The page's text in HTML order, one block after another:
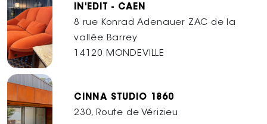
IN'EDIT - CAEN
8 rue Konrad Adenauer ZAC de la
vallée Barrey
14120 MONDEVILLE
CINNA STUDIO 1860
230, Route de Vérizieu